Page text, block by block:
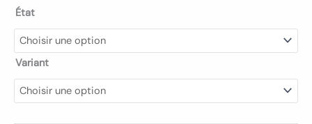
État
Variant